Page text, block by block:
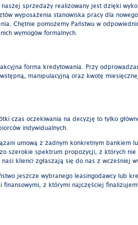
sprzedaży realizowany jest dzięki
wyposażenia stanowiska pracy dla
Chętnie pomożemy Państwu w
wymogów formalnych.
forma kredytowania. Przy
manipulacyjną oraz kwotę
czas oczekiwania na decyzję to tylko
indywidualnych.
umową z żadnym konkretnym bankiem
szerokie spektrum propozycji, z których
klienci zgłaszają się do nas z wcześniej
jeszcze wybranego leasingodawcy lub
finansowymi, z którymi najczęściej